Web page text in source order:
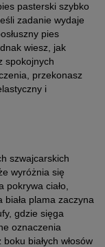
pasterski szybko
zadanie wydaje
pies
wiesz, jak
spokojnych
przekonasz
i
szwajcarskich
wyróżnia się
ciało,
biała plama zaczyna
gdzie sięga
oznaczenia
białych włosów